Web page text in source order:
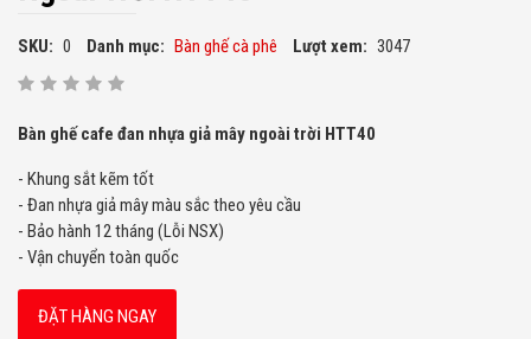
SKU: 0 Danh mục: Bàn ghế cà phê Lượt xem: 3047
Bàn ghế cafe đan nhựa giả mây ngoài trời HTT40
- Khung sắt kẽm tốt
- Đan nhựa giả mây màu sắc theo yêu cầu
- Bảo hành 12 tháng (Lỗi NSX)
- Vận chuyển toàn quốc
ĐẶT HÀNG NGAY